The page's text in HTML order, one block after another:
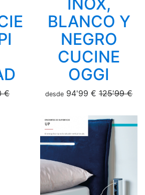
€
BLANCO Y
NEGRO
CUCINE
OGGI
desde 94'99 € 125'99 €